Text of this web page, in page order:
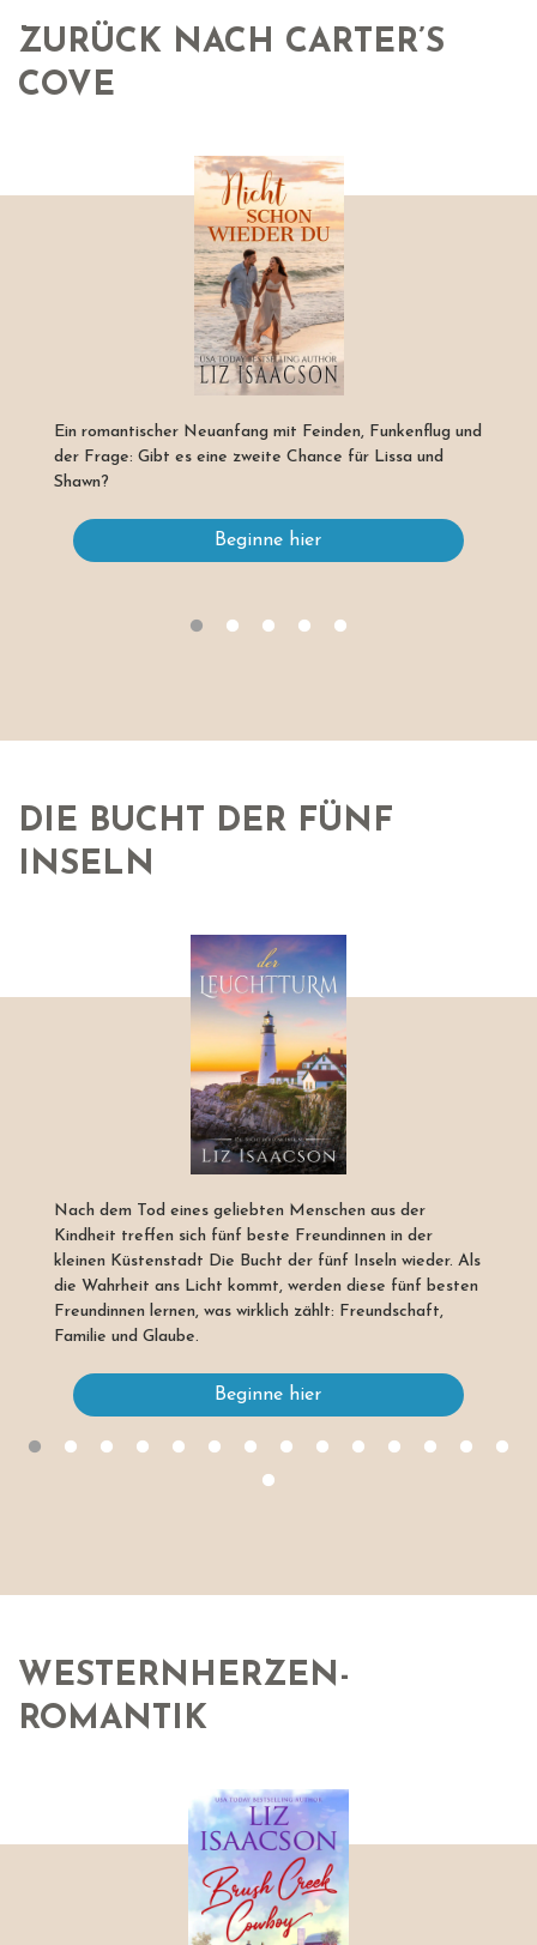
ZURÜCK NACH CARTER’S
COVE
Ein romantischer Neuanfang mit Feinden, Funkenflug und
der Frage: Gibt es eine zweite Chance für Lissa und
Shawn?
Beginne hier
DIE BUCHT DER FÜNF
INSELN
Nach dem Tod eines geliebten Menschen aus der
Kindheit treffen sich fünf beste Freundinnen in der
kleinen Küstenstadt Die Bucht der fünf Inseln wieder. Als
die Wahrheit ans Licht kommt, werden diese fünf besten
Freundinnen lernen, was wirklich zählt: Freundschaft,
Familie und Glaube.
Beginne hier
WESTERNHERZEN-
ROMANTIK